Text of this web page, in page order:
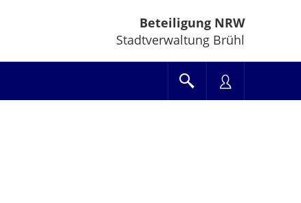
Beteiligung NRW
Stadtverwaltung Brühl